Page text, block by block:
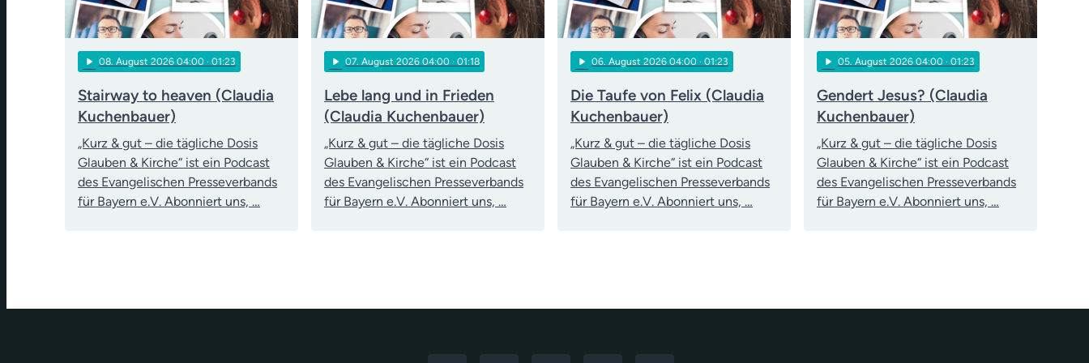
play_arrow 08 . August 2026 04:00 · 01:23
Stairway to heaven (Claudia
Kuchenbauer)
„Kurz & gut – die tägliche Dosis
Glauben & Kirche“ ist ein Podcast
des Evangelischen Presseverbands
für Bayern e.V. Abonniert uns, …
play_arrow 07 . August 2026 04:00 · 01:18
Lebe lang und in Frieden
(Claudia Kuchenbauer)
„Kurz & gut – die tägliche Dosis
Glauben & Kirche“ ist ein Podcast
des Evangelischen Presseverbands
für Bayern e.V. Abonniert uns, …
play_arrow 06 . August 2026 04:00 · 01:23
Die Taufe von Felix (Claudia
Kuchenbauer)
„Kurz & gut – die tägliche Dosis
Glauben & Kirche“ ist ein Podcast
des Evangelischen Presseverbands
für Bayern e.V. Abonniert uns, …
play_arrow 05 . August 2026 04:00 · 01:23
Gendert Jesus? (Claudia
Kuchenbauer)
„Kurz & gut – die tägliche Dosis
Glauben & Kirche“ ist ein Podcast
des Evangelischen Presseverbands
für Bayern e.V. Abonniert uns, …